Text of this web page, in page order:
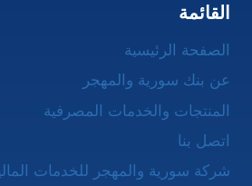
القائمة
الصفحة الرئيسية
عن بنك سورية والمهجر
المنتجات والخدمات المصرفية
اتصل بنا
شركة سورية والمهجر للخدمات